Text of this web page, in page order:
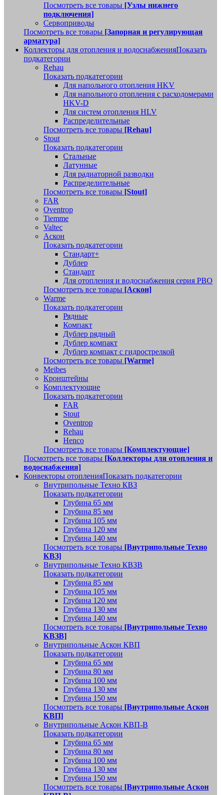
Посмотреть все товары [Узлы нижнего
подключения]
Сервоприводы
Посмотреть все товары [Запорная и регулирующая
арматура]
Коллекторы для отопления и водоснабженияПоказать
подкатегории
Rehau
Показать подкатегории
Для напольного отопления HKV
Для напольного отопления с расходомерами
HKV-D
Для систем отопления HLV
Распределительные
Посмотреть все товары [Rehau]
Stout
Показать подкатегории
Стальные
Латунные
Для радиаторной разводки
Распределительные
Посмотреть все товары [Stout]
FAR
Oventrop
Tiemme
Valtec
Аскон
Показать подкатегории
Стандарт+
Дублер
Стандарт
Для отопления и водоснабжения серия РВО
Посмотреть все товары [Аскон]
Warme
Показать подкатегории
Рядные
Компакт
Дублер рядный
Дублер компакт
Дублер компакт с гидрострелкой
Посмотреть все товары [Warme]
Meibes
Кронштейны
Комплектующие
Показать подкатегории
FAR
Stout
Oventrop
Rehau
Henco
Посмотреть все товары [Комплектующие]
Посмотреть все товары [Коллекторы для отопления и
водоснабжения]
Конвекторы отопленияПоказать подкатегории
Внутрипольные Техно КВЗ
Показать подкатегории
Глубина 65 мм
Глубина 85 мм
Глубина 105 мм
Глубина 120 мм
Глубина 140 мм
Посмотреть все товары [Внутрипольные Техно
КВЗ]
Внутрипольные Техно КВЗВ
Показать подкатегории
Глубина 85 мм
Глубина 105 мм
Глубина 120 мм
Глубина 130 мм
Глубина 140 мм
Посмотреть все товары [Внутрипольные Техно
КВЗВ]
Внутрипольные Аскон КВП
Показать подкатегории
Глубина 65 мм
Глубина 80 мм
Глубина 100 мм
Глубина 130 мм
Глубина 150 мм
Посмотреть все товары [Внутрипольные Аскон
КВП]
Внутрипольные Аскон КВП-В
Показать подкатегории
Глубина 65 мм
Глубина 80 мм
Глубина 100 мм
Глубина 130 мм
Глубина 150 мм
Посмотреть все товары [Внутрипольные Аскон